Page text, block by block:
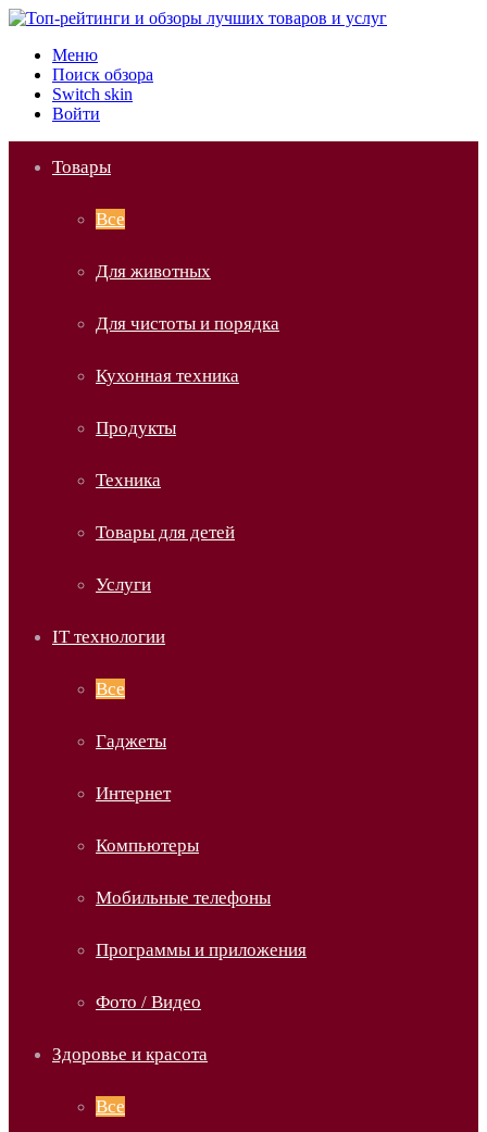
Меню
Поиск обзора
Switch skin
Войти
Товары
Все
Для животных
Для чистоты и порядка
Кухонная техника
Продукты
Техника
Товары для детей
Услуги
IT технологии
Все
Гаджеты
Интернет
Компьютеры
Мобильные телефоны
Программы и приложения
Фото / Видео
Здоровье и красота
Все